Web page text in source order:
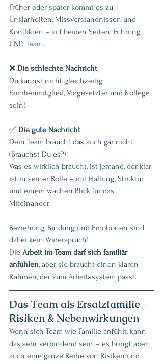
Früher oder später kommt es zu
Unklarheiten, Missverständnissen und
Konflikten – auf beiden Seiten. Führung
UND Team.
❌ Die schlechte Nachricht
Du kannst nicht gleichzeitig
Familienmitglied, Vorgesetzter und Kollege
sein!
✅ Die gute Nachricht
Dein Team braucht das auch gar nicht
(Brauchst Du es?).
Was es wirklich braucht, ist jemand, der klar
ist in seiner Rolle – mit Haltung, Struktur
und einem wachen Blick für das
Miteinander.
Beziehung, Bindung und Emotionen sind
dabei kein Widerspruch!
Die Arbeit im Team darf sich familiär
anfühlen, aber sie braucht einen klaren
Rahmen, der zum Arbeitssystem passt.
Das Team als Ersatzfamilie –
Risiken & Nebenwirkungen
Wenn sich Team wie Familie anfühlt, kann
das sehr verbindend sein – es bringt aber
auch eine ganze Reihe von Risiken und